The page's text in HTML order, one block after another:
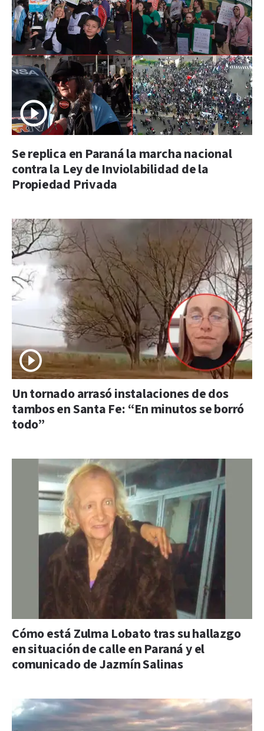
Se replica en Paraná la marcha nacional
contra la Ley de Inviolabilidad de la
Propiedad Privada
Un tornado arrasó instalaciones de dos
tambos en Santa Fe: “En minutos se borró
todo”
Cómo está Zulma Lobato tras su hallazgo
en situación de calle en Paraná y el
comunicado de Jazmín Salinas